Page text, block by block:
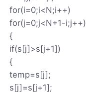
for(i=0;i<N;i++)
for(j=0;j<N+1-i;j++)
{
if(s[j]>s[j+1])
{
temp=s[j];
s[j]=s[j+1];